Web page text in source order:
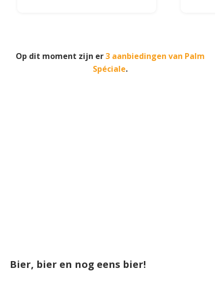
Op dit moment zijn er3 aanbiedingen van Palm
Spéciale.
Bier, bier en nog eens bier!